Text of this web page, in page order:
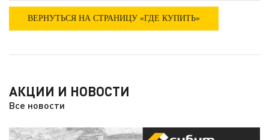
ВЕРНУТЬСЯ НА СТРАНИЦУ «ГДЕ КУПИТЬ»
АКЦИИ И НОВОСТИ
Все новости